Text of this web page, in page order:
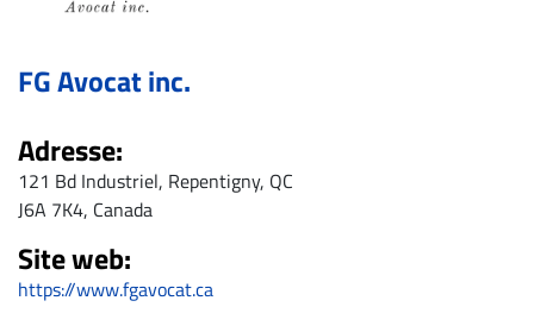
Nominations
Conseillers
Campus
Carrière
CARRIÈRE
FG Avocat inc.
Adresse:
121 Bd Industriel, Repentigny, QC
J6A 7K4, Canada
Site web:
https://www.fgavocat.ca